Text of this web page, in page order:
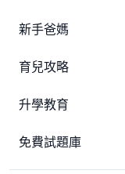
新手爸媽
育兒攻略
升學教育
免費試題庫